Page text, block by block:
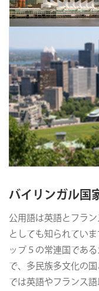
バイリンガル国
公用語は英語とフラ
としても知られてい
ップ５の常連国であ
で、多民族多文化の
では英語やフランス